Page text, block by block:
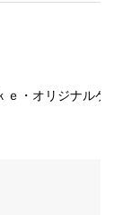
・オリジナルケ